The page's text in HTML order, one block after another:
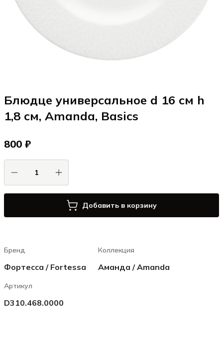
Блюдце универсальное d 16 см h
1,8 см, Amanda, Basics
800 ₽
Добавить в корзину
Бренд
Фортесса / Fortessa
Коллекция
Аманда / Amanda
Артикул
D310.468.0000